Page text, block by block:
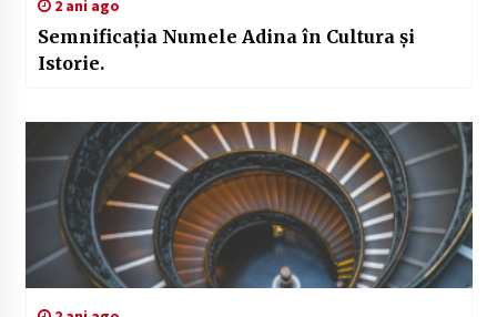
2 ani ago
Semnificația Numele Adina în Cultura și
Istorie.